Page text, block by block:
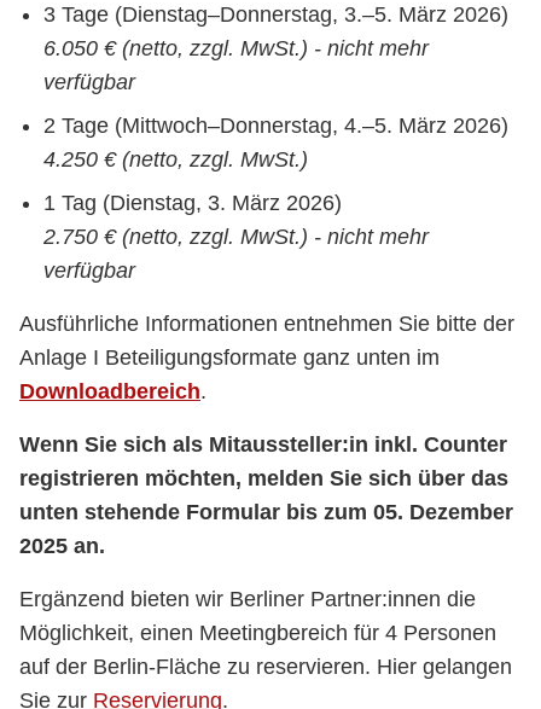
3 Tage (Dienstag–Donnerstag, 3.–5. März 2026)
6.050 € (netto, zzgl. MwSt.) - nicht mehr
verfügbar
2 Tage (Mittwoch–Donnerstag, 4.–5. März 2026)
4.250 € (netto, zzgl. MwSt.)
1 Tag (Dienstag, 3. März 2026)
2.750 € (netto, zzgl. MwSt.) - nicht mehr
verfügbar
Ausführliche Informationen entnehmen Sie bitte der
Anlage I Beteiligungsformate ganz unten im
Downloadbereich.
Wenn Sie sich als Mitaussteller:in inkl. Counter
registrieren möchten, melden Sie sich über das
unten stehende Formular bis zum 05. Dezember
2025 an.
Ergänzend bieten wir Berliner Partner:innen die
Möglichkeit, einen Meetingbereich für 4 Personen
auf der Berlin-Fläche zu reservieren. Hier gelangen
Sie zur Reservierung.